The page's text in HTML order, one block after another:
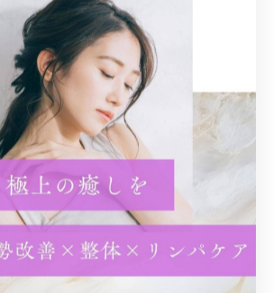
一覧に戻る
カテゴリー Categories
全てのカテゴリー
リンパ
姿勢改善
肩こり
ヘッドスパ